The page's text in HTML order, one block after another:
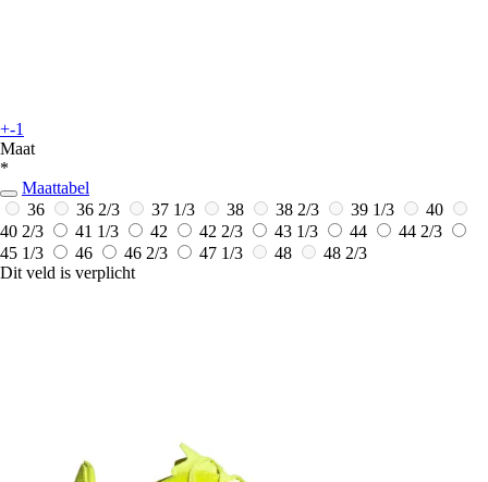
+-1
Maat
*
Maattabel
36
36 2/3 37 1/3 38 38 2/3 39 1/3
40
40 2/3
41 1/3 42 42 2/3 43 1/3 44
44 2/3
45 1/3
46 46 2/3 47 1/3 48
48 2/3
Dit veld is verplicht